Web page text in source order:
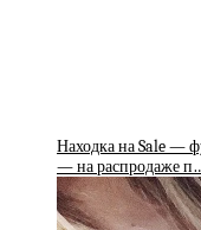
Находка на Sale —
— на распродаже